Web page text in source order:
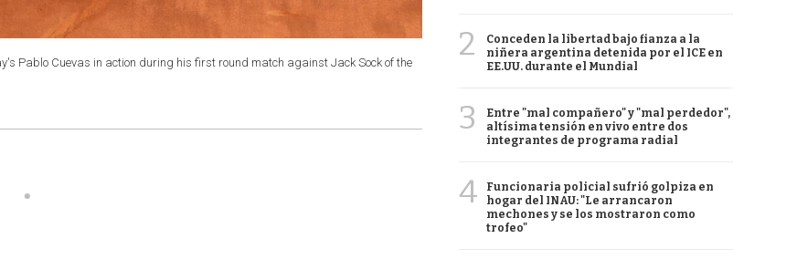
Pablo Cuevas in action during his first round match against Jack Sock of the
2
Conceden la libertad bajo fianza a la
niñera argentina detenida por el ICE en
EE.UU. durante el Mundial
3
Entre "mal compañero" y "mal perdedor",
altísima tensión en vivo entre dos
integrantes de programa radial
4
Funcionaria policial sufrió golpiza en
hogar del INAU: "Le arrancaron
mechones y se los mostraron como
trofeo"